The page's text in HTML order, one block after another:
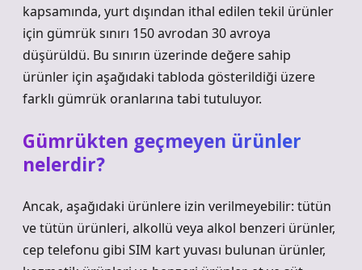
kapsamında, yurt dışından ithal edilen tekil ürünler
için gümrük sınırı 150 avrodan 30 avroya
düşürüldü. Bu sınırın üzerinde değere sahip
ürünler için aşağıdaki tabloda gösterildiği üzere
farklı gümrük oranlarına tabi tutuluyor.
Gümrükten geçmeyen ürünler
nelerdir?
Ancak, aşağıdaki ürünlere izin verilmeyebilir: tütün
ve tütün ürünleri, alkollü veya alkol benzeri ürünler,
cep telefonu gibi SIM kart yuvası bulunan ürünler,